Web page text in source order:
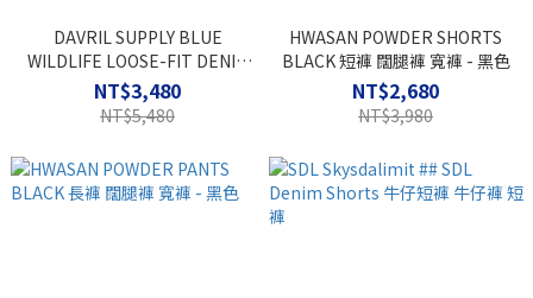
DAVRIL SUPPLY BLUE
WILDLIFE LOOSE-FIT DENIM
水洗 刺繡 牛仔褲 長褲
NT$3,480
NT$5,480
HWASAN POWDER SHORTS
BLACK 短褲 闊腿褲 寬褲 - 黑色
NT$2,680
NT$3,980